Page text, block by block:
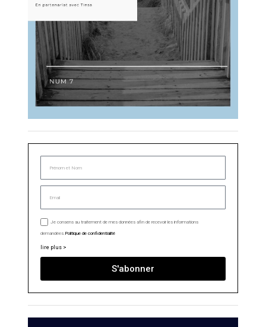
Je consens au traitement de mes données afin de recevoir les informations
demandées.Politique de confidentialité
lire plus >
S'abonner